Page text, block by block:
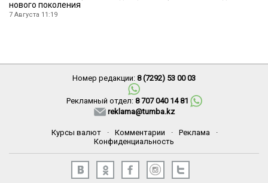
нового поколения
7 Августа 11:19
Номер редакции: 8 (7292) 53 00 03
Рекламный отдел: 8 707 040 14 81
reklama@tumba.kz
Курсы валют · Комментарии · Реклама
·
Конфиденциальность